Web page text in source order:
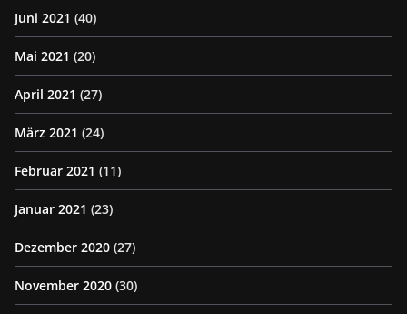
Juni 2021 (40)
Mai 2021 (20)
April 2021 (27)
März 2021 (24)
Februar 2021 (11)
Januar 2021 (23)
Dezember 2020 (27)
November 2020 (30)